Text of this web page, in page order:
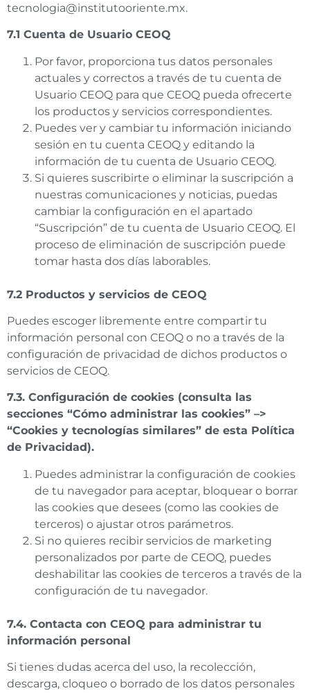
tecnologia@institutooriente.mx.
7.1 Cuenta de Usuario CEOQ
Por favor, proporciona tus datos personales
actuales y correctos a través de tu cuenta de
Usuario CEOQ para que CEOQ pueda ofrecerte
los productos y servicios correspondientes.
Puedes ver y cambiar tu información iniciando
sesión en tu cuenta CEOQ y editando la
información de tu cuenta de Usuario CEOQ.
Si quieres suscribirte o eliminar la suscripción a
nuestras comunicaciones y noticias, puedas
cambiar la configuración en el apartado
“Suscripción” de tu cuenta de Usuario CEOQ. El
proceso de eliminación de suscripción puede
tomar hasta dos días laborables.
7.2 Productos y servicios de CEOQ
Puedes escoger libremente entre compartir tu
información personal con CEOQ o no a través de la
configuración de privacidad de dichos productos o
servicios de CEOQ.
7.3. Configuración de cookies (consulta las
secciones “Cómo administrar las cookies” –>
“Cookies y tecnologías similares” de esta Política
de Privacidad).
Puedes administrar la configuración de cookies
de tu navegador para aceptar, bloquear o borrar
las cookies que desees (como las cookies de
terceros) o ajustar otros parámetros.
Si no quieres recibir servicios de marketing
personalizados por parte de CEOQ, puedes
deshabilitar las cookies de terceros a través de la
configuración de tu navegador.
7.4. Contacta con CEOQ para administrar tu
información personal
Si tienes dudas acerca del uso, la recolección,
descarga, cloqueo o borrado de los datos personales